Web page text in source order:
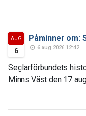
AUG
6
Påminner om:
6 aug 2026 12:42
Seglarförbundets
Minns Väst den 17